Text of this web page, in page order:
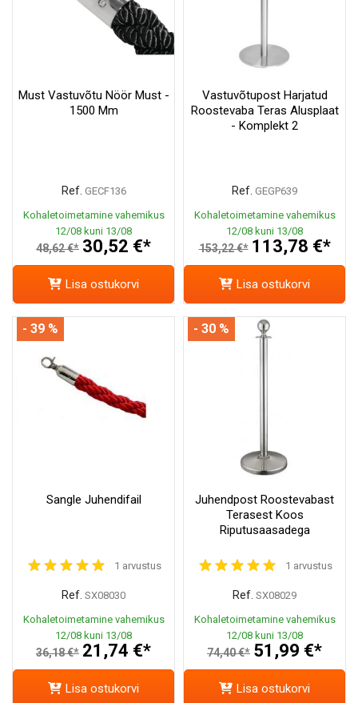
Must Vastuvõtu Nöör Must -
1500 Mm
Ref. GECF136
Kohaletoimetamine vahemikus
12/08 kuni 13/08
48,62 €* 30,52 €*
Lisa ostukorvi
Vastuvõtupost Harjatud
Roostevaba Teras Alusplaat
- Komplekt 2
Ref. GEGP639
Kohaletoimetamine vahemikus
12/08 kuni 13/08
153,22 €* 113,78 €*
Lisa ostukorvi
Sangle Juhendifail
1 arvustus
Ref. SX08030
Kohaletoimetamine vahemikus
12/08 kuni 13/08
36,18 €* 21,74 €*
- 39 %
Lisa ostukorvi
Juhendpost Roostevabast
Terasest Koos
Riputusaasadega
1 arvustus
Ref. SX08029
Kohaletoimetamine vahemikus
12/08 kuni 13/08
74,40 €* 51,99 €*
- 30 %
Lisa ostukorvi